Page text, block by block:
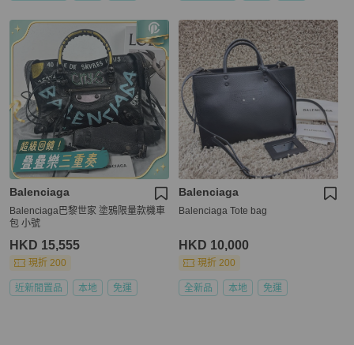
Balenciaga
Balenciaga巴黎世家 塗鴉限量款機車
包 小號
HKD 15,555
現折 200
近新閒置品 本地 免運
Balenciaga
Balenciaga Tote bag
HKD 10,000
現折 200
全新品 本地 免運